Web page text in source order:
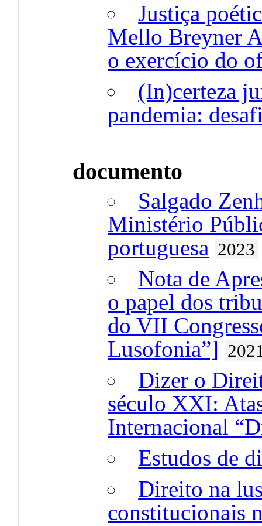
Justiça
Mello Breyner
o exercício do
(In)certeza
pandemia:
documento
Salgado
Ministério
portuguesa 2023
Nota de
o papel dos
do VII
Lusofonia”]
Dizer o
século XXI:
Internacional
Estudos de
Direito na
constitucionais